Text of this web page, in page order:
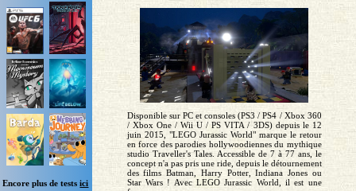
Encore plus de testsici
Disponible sur PC et consoles (PS3 / PS4 / Xbox 360
/ Xbox One / Wii U / PS VITA / 3DS) depuis le 12
juin 2015, "LEGO Jurassic World" marque le retour
en force des parodies hollywoodiennes du mythique
studio Traveller's Tales. Accessible de 7 à 77 ans, le
concept n'a pas pris une ride, depuis le détournement
des films Batman, Harry Potter, Indiana Jones ou
Star Wars ! Avec LEGO Jurassic World, il est une